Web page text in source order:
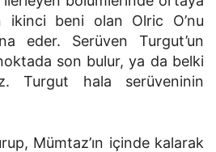
ikinci beni olan Olric O’nu
eder. Serüven Turgut’un
son bulur, ya da belki
Turgut hala serüveninin
Mümtaz’ın içinde kalarak